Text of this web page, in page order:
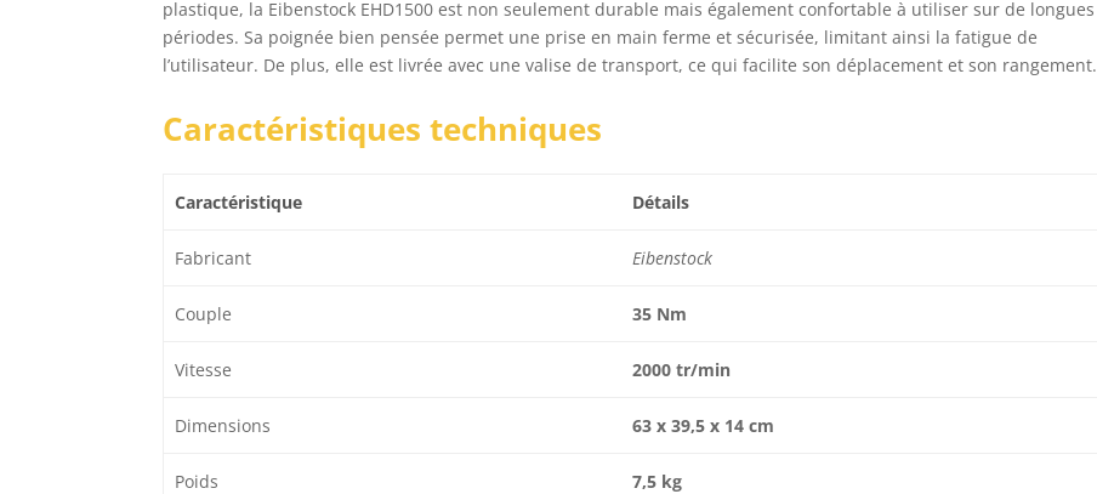
plastique, la Eibenstock EHD1500 est non seulement durable mais également confortable à utiliser sur de longues
périodes. Sa poignée bien pensée permet une prise en main ferme et sécurisée, limitant ainsi la fatigue de
l’utilisateur. De plus, elle est livrée avec une valise de transport, ce qui facilite son déplacement et son rangement.
Caractéristiques techniques
Caractéristique Détails
Fabricant Eibenstock
Couple 35 Nm
Vitesse 2000 tr/min
Dimensions 63 x 39,5 x 14 cm
Poids 7,5 kg